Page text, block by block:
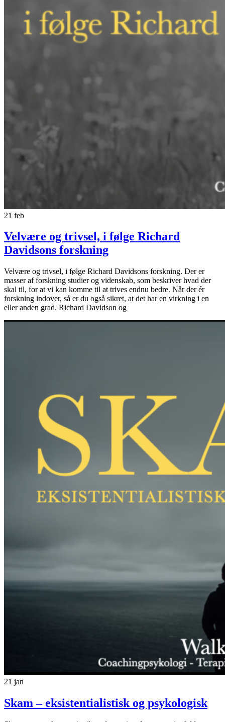
21 feb
Velvære og trivsel, i følge Richard
Davidsons forskning
Velvære og trivsel, i følge Richard Davidsons forskning. Der er
masser af forskning studier og videnskab, som beskriver hvad der
skal til, for at vi kan komme til at trives endnu bedre. Når der ér
forskning indover, så er du også sikret, at det har en virkning i en
eller anden grad. Richard Davidson og
21 jan
Skam – eksistentialistisk og psykologisk